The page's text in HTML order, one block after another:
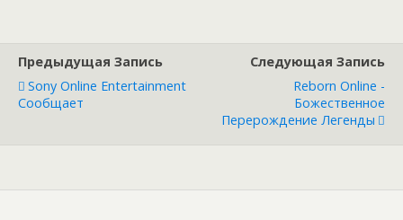
Предыдущая Запись
Sony Online Entertainment
Сообщает
Следующая Запись
Reborn Online -
Божественное
Перерождение Легенды